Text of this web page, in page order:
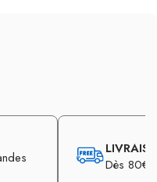
Dès 80€